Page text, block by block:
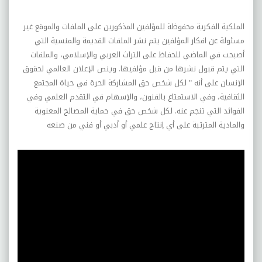
الملكية الفكرية محفوظة للمؤلفين المذكورين على الملفات والموقع غير
مسئولة عن افكار المؤلفين يتم نشر الملفات القديمة والمنسية التي
أصبحت في الماضي للحفاظ على التراث العربي والإسلامي، والملفات
التي يتم قبول نشرها من قبل مؤلفيها. وينص الإعلان العالمي لحقوق
الإنسان على أنه " لكل شخص حق المشاركة الحرة في حياة المجتمع
الثقافية، وفي الاستمتاع بالفنون، والإسهام في التقدم العلمي وفي
الفوائد التي تنجم عنه. لكل شخص حق في حماية المصالح المعنوية
والمادية المترتبة على أي إنتاج علمي أو أدبي أو فني من صنعه